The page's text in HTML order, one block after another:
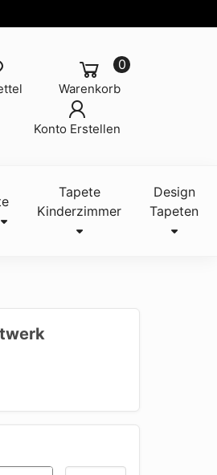
Warenkorb
0
Konto Erstellen
Tapete
Kinderzimmer
Design
Tapeten